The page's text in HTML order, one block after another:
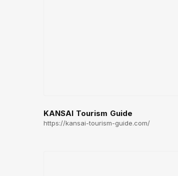
KANSAI Tourism Guide
https://kansai-tourism-guide.com/